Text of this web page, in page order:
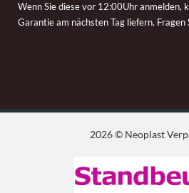
Wenn Sie diese vor 12:00Uhr anmelden,
Garantie am nächsten Tag liefern. Fragen
2026 © Neoplast